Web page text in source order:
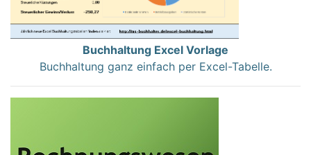
Buchhaltung Excel Vorlage
Buchhaltung ganz einfach per Excel-Tabelle.